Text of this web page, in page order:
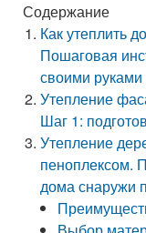
Содержание
Как утеплить
Пошаговая
своими руками
Утепление
Шаг 1:
Утепление
пеноплексом.
дома снаружи